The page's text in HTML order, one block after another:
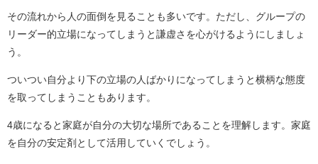
その流れから人の面倒を見ることも多いです。ただし、グループの
リーダー的立場になってしまうと謙虚さを心がけるようにしましょ
う。
ついつい自分より下の立場の人ばかりになってしまうと横柄な態度
を取ってしまうこともあります。
4歳になると家庭が自分の大切な場所であることを理解します。家庭
を自分の安定剤として活用していくでしょう。